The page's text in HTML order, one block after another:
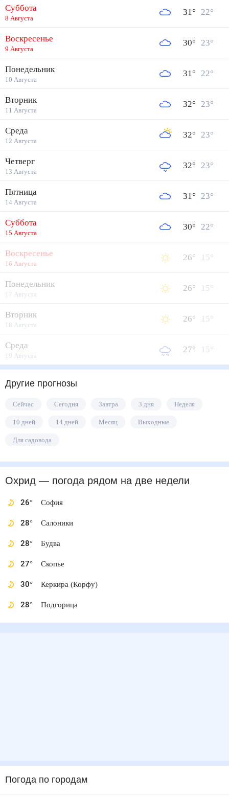
Суббота
8 Августа
31° 22°
Воскресенье
9 Августа
30° 23°
Понедельник
10 Августа
31° 22°
Вторник
11 Августа
32° 23°
Среда
12 Августа
32° 23°
Четверг
13 Августа
32° 23°
Пятница
14 Августа
31° 23°
Суббота
15 Августа
30° 22°
Воскресенье
16 Августа
26° 15°
Понедельник
17 Августа
26° 15°
Вторник
18 Августа
26° 15°
Среда
19 Августа
27° 15°
Другие прогнозы
Сейчас Сегодня Завтра 3 дня Неделя
10 дней 14 дней Месяц Выходные
Для садовода
Охрид — погода рядом на две недели
26° София
28° Салоники
28° Будва
27° Скопье
30° Керкира (Корфу)
28° Подгорица
Погода по городам